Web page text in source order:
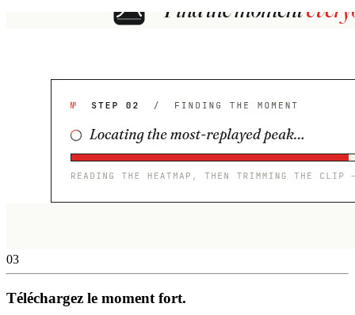
03
Téléchargez le moment fort.